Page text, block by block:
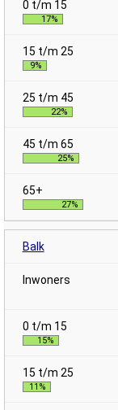
17%
9%
22%
25%
27%
Balk
15%
11%